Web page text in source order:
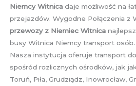
Niemcy Witnica daje możliwość na
przejazdów. Wygodne Połączenia z
przewozy z Niemiec Witnica
busy Witnica Niemcy transport osób.
Nasza instytucja oferuje transport
spośród rozlicznych ośrodków, jak
Toruń, Piła, Grudziądz, Inowrocław,